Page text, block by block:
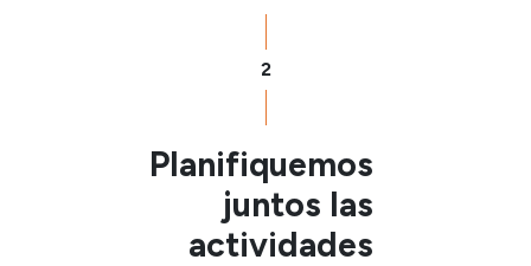
2
Planifiquemos
juntos las
actividades